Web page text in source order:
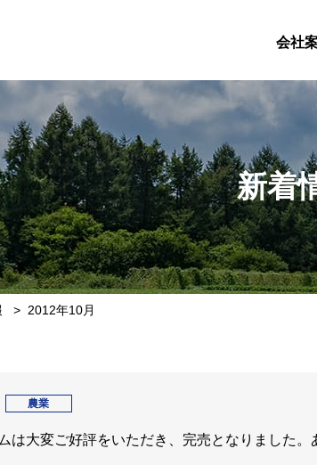
会社
新着
2012年10月
農業
は大変ご好評をいただき、完売となりました。